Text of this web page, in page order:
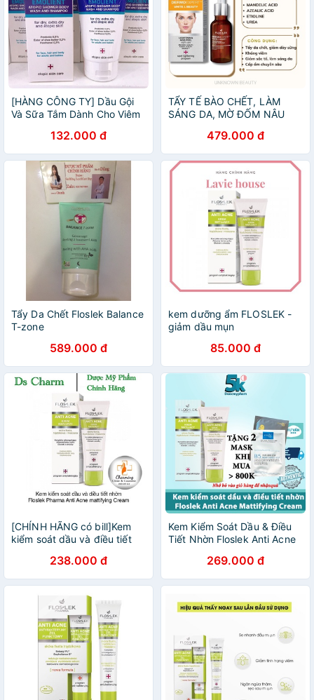
[HÀNG CÔNG TY] Dầu Gội
Và Sữa Tắm Dành Cho Viêm
Shower Body Wash And
Shapoo 150ml
132.000 đ
TẨY TẾ BÀO CHẾT, LÀM
SÁNG DA, MỜ ĐỐM NÂU
WHITE & BEAUTY
LIGHTENING ACID PEEL
NIGHT CARE (30ml)
479.000 đ
Tẩy Da Chết Floslek Balance
T-zone
589.000 đ
kem dưỡng ẩm FLOSLEK -
giảm dầu mụn
85.000 đ
[CHÍNH HÃNG có bill]Kem
kiểm soát dầu và điều tiết
Mattifying Cream 50ml
238.000 đ
Kem Kiểm Soát Dầu & Điều
Tiết Nhờn Floslek Anti Acne
269.000 đ